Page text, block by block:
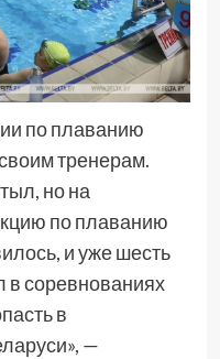
по плаванию
тренерам.
но на
по плаванию
и уже шесть
в соревнованиях
в
—